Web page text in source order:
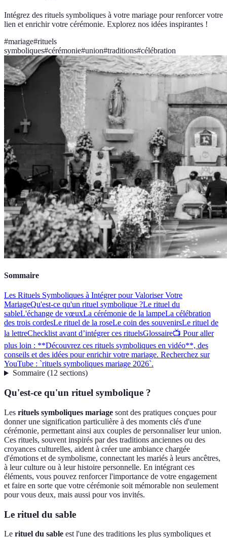
Intégrez des rituels symboliques à votre mariage pour renforcer votre
lien et enrichir votre cérémonie. Explorez nos idées inspirantes !
#mariage#rituels
symboliques#cérémonie#union#traditions#célébration
Sommaire
Les Rituels Symboliques à Intégrer pour Valoriser Votre
MariageQu'est-ce qu'un rituel symbolique ?Le rituel du
sableL'échange de vœuxLa cérémonie de la lampeLa célébration
des trois cordesLe rituel de la roseLe coin des souvenirsLe rituel de
la lettreChecklist avant d’intégrer ces rituelsGlossaire📺 Pour aller
plus loin : **Découvrez ces rituels symboliques en vidéo**, des
conseils et des idées pour enrichir votre mariage. Recherchez sur
YouTube : `rituels symboliques mariage 2026`.
Sommaire(12 sections)
Qu'est-ce qu'un rituel symbolique ?
Les rituels symboliques mariage sont des pratiques conçues pour
donner une signification particulière à des moments clés d'une
cérémonie, permettant ainsi aux couples de personnaliser leur union.
Ces rituels, souvent inspirés par des traditions anciennes ou des
croyances culturelles, aident à créer une ambiance chargée
d'émotions et de symbolisme, connectant les mariés à leurs ancêtres,
à leur culture ou à leur histoire personnelle. En intégrant ces
éléments, vous pouvez renforcer l'importance de votre engagement
et faire en sorte que votre cérémonie soit mémorable non seulement
pour vous deux, mais aussi pour vos invités.
Le rituel du sable
Le rituel du sable est l'une des traditions les plus symboliques et